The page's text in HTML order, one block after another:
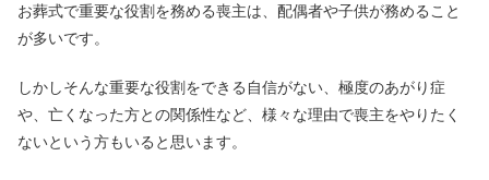
お葬式で重要な役割を務める喪主は、配偶者や子供が務めること
が多いです。
しかしそんな重要な役割をできる自信がない、極度のあがり症
や、亡くなった方との関係性など、様々な理由で喪主をやりたく
ないという方もいると思います。